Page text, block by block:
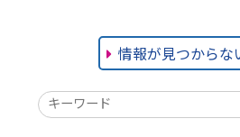
情報が見つからな
検